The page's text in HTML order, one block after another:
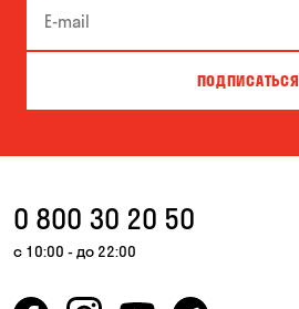
ПОДПИСАТЬСЯ
0 800 30 20 50
с 10:00 - до 22:00